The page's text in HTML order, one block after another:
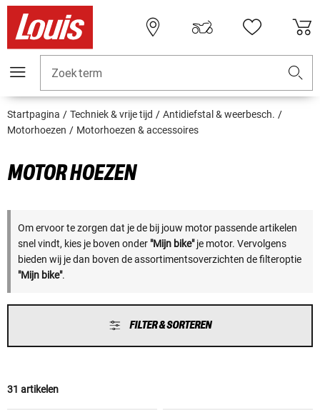
Zoekterm
Startpagina Techniek & vrije tijd
Antidiefstal & weerbesch.
Motorhoezen
Motorhoezen & accessoires
MOTOR HOEZEN
Om ervoor te zorgen dat je de bij jouw motor passende artikelen
snel vindt, kies je boven onder "Mijn bike"je motor. Vervolgens
bieden wij je dan boven de assortimentsoverzichten de filteroptie
"Mijn bike".
FILTER & SORTEREN
31 artikelen